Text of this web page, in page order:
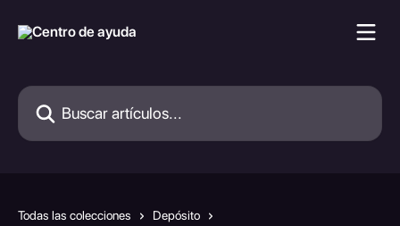
Buscar artículos...
Todas las colecciones
Depósito